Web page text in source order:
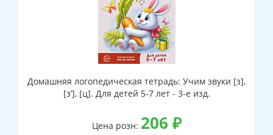
Домашняя логопедическая тетрадь: Учим звуки [з],
[з’], [ц]. Для детей 5-7 лет - 3-е изд.
Цена розн: 206 ₽